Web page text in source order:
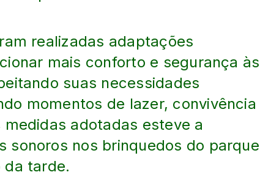
realizadas adaptações
mais conforto e segurança às
suas necessidades
momentos de lazer, convivência
adotadas esteve a
sonoros nos brinquedos do parque
da tarde.